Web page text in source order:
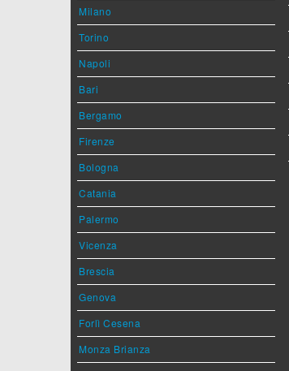
Milano
Torino
Napoli
Bari
Bergamo
Firenze
Bologna
Catania
Palermo
Vicenza
Brescia
Genova
Forlì Cesena
Monza Brianza